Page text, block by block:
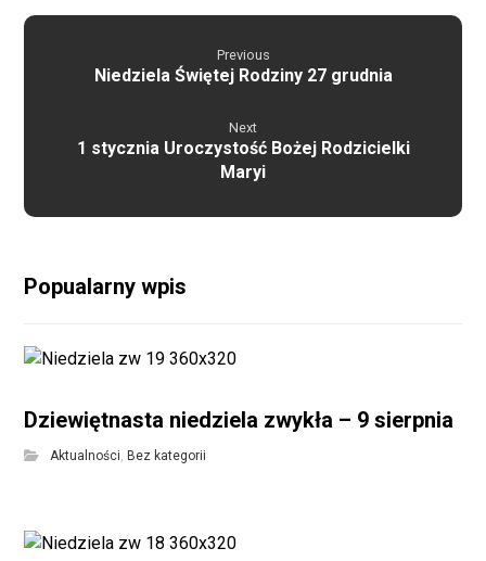
Previous
Niedziela Świętej Rodziny 27 grudnia
Next
1 stycznia Uroczystość Bożej Rodzicielki
Maryi
Popualarny wpis
Dziewiętnasta niedziela zwykła – 9 sierpnia
Aktualności, Bez kategorii